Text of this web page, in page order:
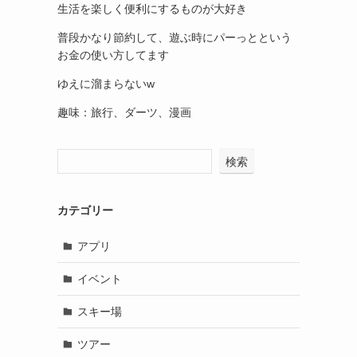
生活を楽しく便利にするものが大好き
普段かなり節約して、遊ぶ時にパーっとという
お金の使い方してます
ゆえに溜まらないw
趣味：旅行、ダーツ、漫画
検索
カテゴリー
アプリ
イベント
スキー場
ツアー